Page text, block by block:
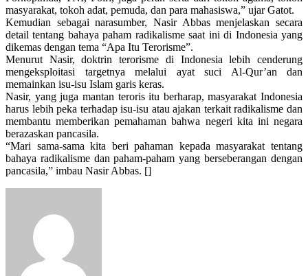
masyarakat, tokoh adat, pemuda, dan para mahasiswa,” ujar Gatot.
Kemudian sebagai narasumber, Nasir Abbas menjelaskan secara
detail tentang bahaya paham radikalisme saat ini di Indonesia yang
dikemas dengan tema “Apa Itu Terorisme”.
Menurut Nasir, doktrin terorisme di Indonesia lebih cenderung
mengeksploitasi targetnya melalui ayat suci Al-Qur’an dan
memainkan isu-isu Islam garis keras.
Nasir, yang juga mantan teroris itu berharap, masyarakat Indonesia
harus lebih peka terhadap isu-isu atau ajakan terkait radikalisme dan
membantu memberikan pemahaman bahwa negeri kita ini negara
berazaskan pancasila.
“Mari sama-sama kita beri pahaman kepada masyarakat tentang
bahaya radikalisme dan paham-paham yang berseberangan dengan
pancasila,” imbau Nasir Abbas. []